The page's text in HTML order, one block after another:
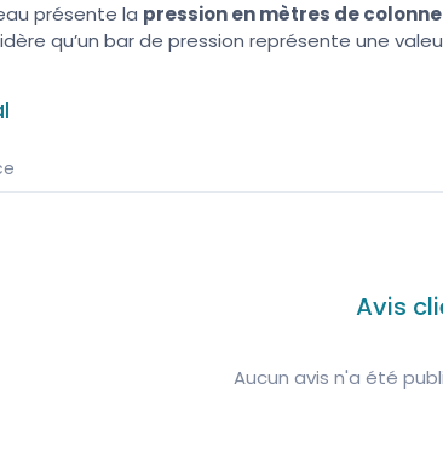
présente la pression en mètres de
qu’un bar de pression représente une
Avis
Aucun avis n'a été